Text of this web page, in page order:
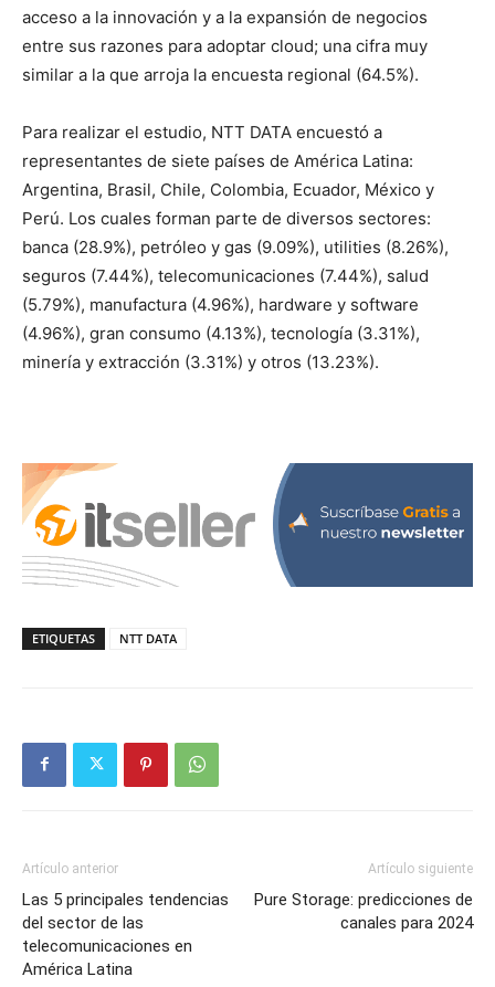
acceso a la innovación y a la expansión de negocios
entre sus razones para adoptar cloud; una cifra muy
similar a la que arroja la encuesta regional (64.5%).
Para realizar el estudio, NTT DATA encuestó a
representantes de siete países de América Latina:
Argentina, Brasil, Chile, Colombia, Ecuador, México y
Perú. Los cuales forman parte de diversos sectores:
banca (28.9%), petróleo y gas (9.09%), utilities (8.26%),
seguros (7.44%), telecomunicaciones (7.44%), salud
(5.79%), manufactura (4.96%), hardware y software
(4.96%), gran consumo (4.13%), tecnología (3.31%),
minería y extracción (3.31%) y otros (13.23%).
ETIQUETAS NTT DATA
Artículo anterior
Las 5 principales tendencias
del sector de las
telecomunicaciones en
América Latina
Artículo siguiente
Pure Storage: predicciones de
canales para 2024